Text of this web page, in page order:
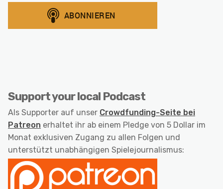
Support your local Podcast
Als Supporter auf unser Crowdfunding-Seite bei
Patreon erhaltet ihr ab einem Pledge von 5 Dollar im
Monat exklusiven Zugang zu allen Folgen und
unterstützt unabhängigen Spielejournalismus: